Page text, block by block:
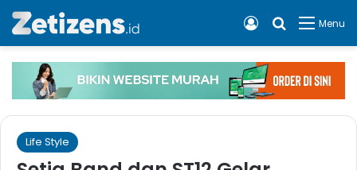
Menu
Cari apa,
Log In
Life Style